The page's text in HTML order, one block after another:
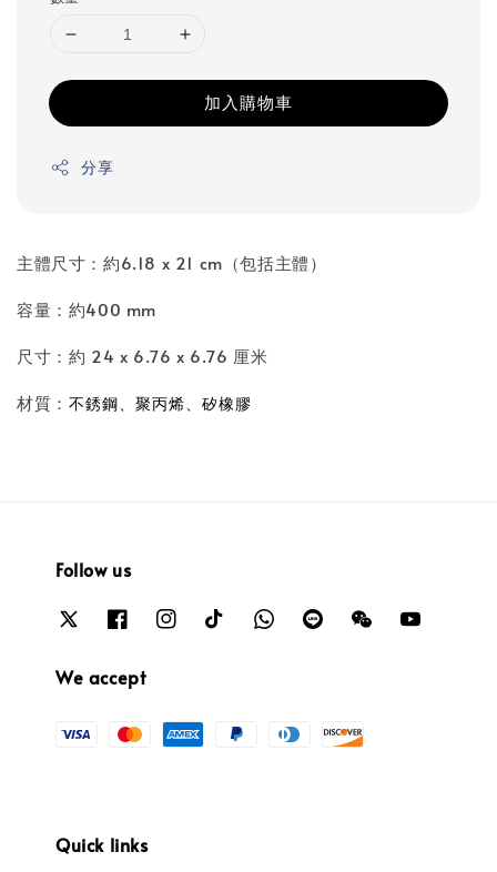
加入購物車
分享
主體尺寸：約6.18 x 21 cm（包括主體）
容量：約400 mm
尺寸：約 24 x 6.76 x 6.76 厘米
材質： 不銹鋼、聚丙烯、矽橡膠
Follow us
We accept
Quick links